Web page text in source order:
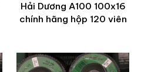
Hải Dương A100 100x16
chính hãng hộp 120 viên